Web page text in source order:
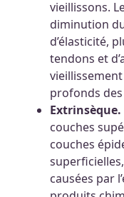
vieillissons.
diminution
d’élasticité,
tendons et
profonds
Extrinsèque.
couches
couches
causées par